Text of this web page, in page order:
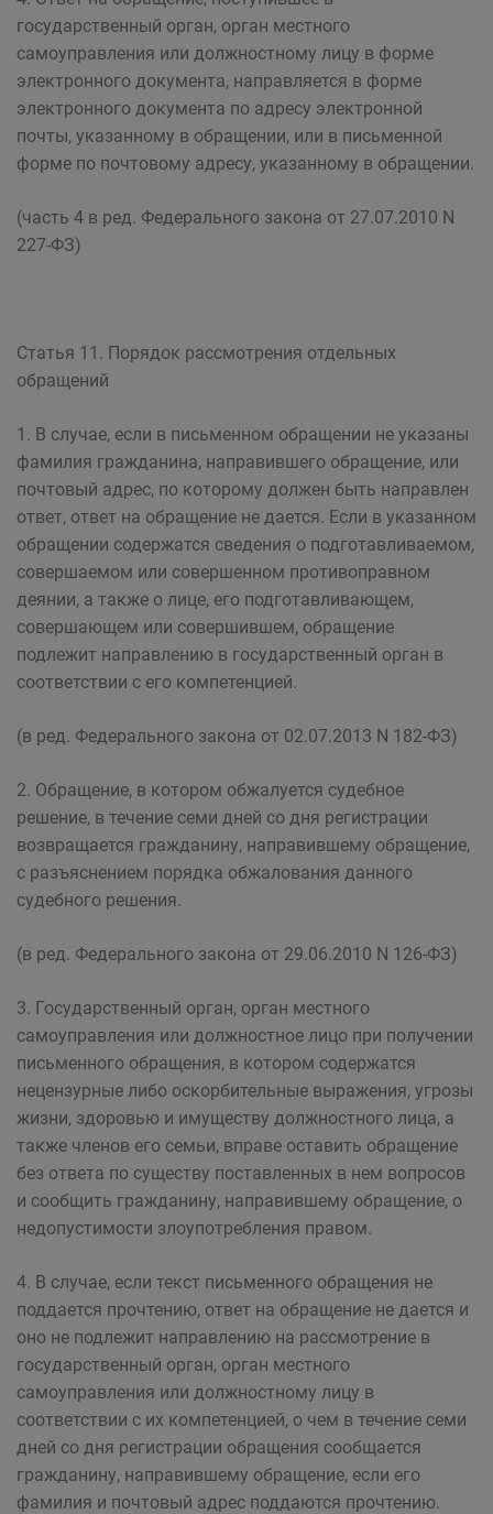
государственный орган, орган местного
самоуправления или должностному лицу в форме
электронного документа, направляется в форме
электронного документа по адресу электронной
почты, указанному в обращении, или в письменной
форме по почтовому адресу, указанному в обращении.
(часть 4 в ред. Федерального закона от 27.07.2010 N
227-ФЗ)
Статья 11. Порядок рассмотрения отдельных
обращений
1. В случае, если в письменном обращении не указаны
фамилия гражданина, направившего обращение, или
почтовый адрес, по которому должен быть направлен
ответ, ответ на обращение не дается. Если в указанном
обращении содержатся сведения о подготавливаемом,
совершаемом или совершенном противоправном
деянии, а также о лице, его подготавливающем,
совершающем или совершившем, обращение
подлежит направлению в государственный орган в
соответствии с его компетенцией.
(в ред. Федерального закона от 02.07.2013 N 182-ФЗ)
2. Обращение, в котором обжалуется судебное
решение, в течение семи дней со дня регистрации
возвращается гражданину, направившему обращение,
с разъяснением порядка обжалования данного
судебного решения.
(в ред. Федерального закона от 29.06.2010 N 126-ФЗ)
3. Государственный орган, орган местного
самоуправления или должностное лицо при получении
письменного обращения, в котором содержатся
нецензурные либо оскорбительные выражения, угрозы
жизни, здоровью и имуществу должностного лица, а
также членов его семьи, вправе оставить обращение
без ответа по существу поставленных в нем вопросов
и сообщить гражданину, направившему обращение, о
недопустимости злоупотребления правом.
4. В случае, если текст письменного обращения не
поддается прочтению, ответ на обращение не дается и
оно не подлежит направлению на рассмотрение в
государственный орган, орган местного
самоуправления или должностному лицу в
соответствии с их компетенцией, о чем в течение семи
дней со дня регистрации обращения сообщается
гражданину, направившему обращение, если его
фамилия и почтовый адрес поддаются прочтению.